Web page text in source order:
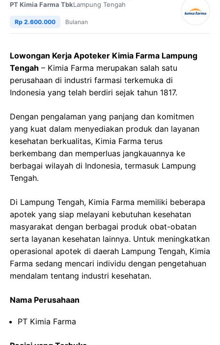
PT Kimia Farma TbkLampung Tengah
Rp 2.600.000 Bulanan
Lowongan Kerja Apoteker Kimia Farma Lampung
Tengah – Kimia Farma merupakan salah satu
perusahaan di industri farmasi terkemuka di
Indonesia yang telah berdiri sejak tahun 1817.
Dengan pengalaman yang panjang dan komitmen
yang kuat dalam menyediakan produk dan layanan
kesehatan berkualitas, Kimia Farma terus
berkembang dan memperluas jangkauannya ke
berbagai wilayah di Indonesia, termasuk Lampung
Tengah.
Di Lampung Tengah, Kimia Farma memiliki beberapa
apotek yang siap melayani kebutuhan kesehatan
masyarakat dengan berbagai produk obat-obatan
serta layanan kesehatan lainnya. Untuk meningkatkan
operasional apotek di daerah Lampung Tengah, Kimia
Farma sedang mencari individu dengan pengetahuan
mendalam tentang industri kesehatan.
Nama Perusahaan
PT Kimia Farma